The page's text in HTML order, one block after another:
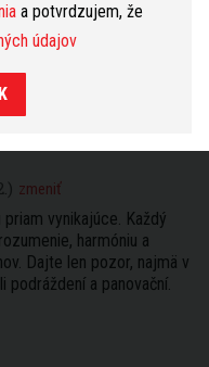
tip na článok? Napíšte nám TU
zmeniť
vynikajúce. Každý
harmóniu a
Dajte len pozor, najmä v
podráždení a panovační.
a potvrdzujem, že
údajov